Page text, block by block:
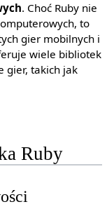
. Choć Ruby nie
to
gier mobilnych i
wiele bibliotek
gier, takich jak
Ruby